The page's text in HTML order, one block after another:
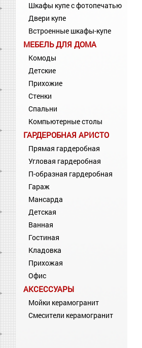
Шкафы купе с фотопечатью
Двери купе
Встроенные шкафы-купе
МЕБЕЛЬ ДЛЯ ДОМА
Комоды
Детские
Прихожие
Стенки
Спальни
Компьютерные столы
ГАРДЕРОБНАЯ АРИСТО
Прямая гардеробная
Угловая гардеробная
П-образная гардеробная
Гараж
Мансарда
Детская
Ванная
Гостиная
Кладовка
Прихожая
Офис
АКСЕССУАРЫ
Мойки керамогранит
Смесители керамогранит